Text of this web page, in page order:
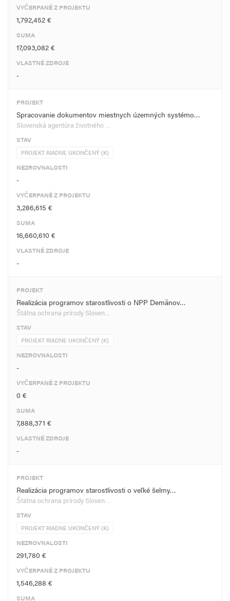
VYČERPANÉ Z PROJEKTU
1,792,452 €
SUMA
17,093,082 €
VLASTNÉ ZDROJE
-
PROJEKT
Spracovanie dokumentov miestnych územných systémo…
Slovenská agentúra životného …
STAV
PROJEKT RIADNE UKONČENÝ (K)
NEZROVNALOSTI
-
VYČERPANÉ Z PROJEKTU
3,286,615 €
SUMA
16,660,610 €
VLASTNÉ ZDROJE
-
PROJEKT
Realizácia programov starostlivosti o NPP Demänov…
Štátna ochrana prírody Sloven…
STAV
PROJEKT RIADNE UKONČENÝ (K)
NEZROVNALOSTI
-
VYČERPANÉ Z PROJEKTU
0 €
SUMA
7,888,371 €
VLASTNÉ ZDROJE
-
PROJEKT
Realizácia programov starostlivosti o veľké šelmy…
Štátna ochrana prírody Sloven…
STAV
PROJEKT RIADNE UKONČENÝ (K)
NEZROVNALOSTI
291,780 €
VYČERPANÉ Z PROJEKTU
1,546,288 €
SUMA